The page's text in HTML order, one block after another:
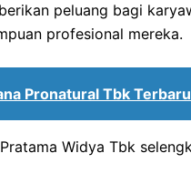
peluang bagi
profesional mereka.
Pronatural Tbk Terbaru
Widya Tbk